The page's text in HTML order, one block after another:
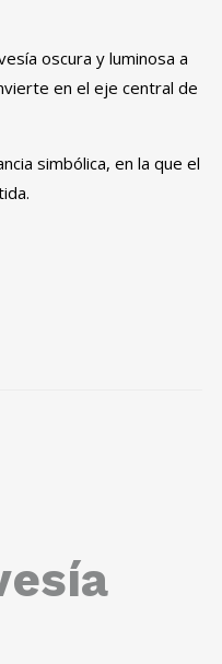
oscura y luminosa a
en el eje central de
simbólica, en la que el